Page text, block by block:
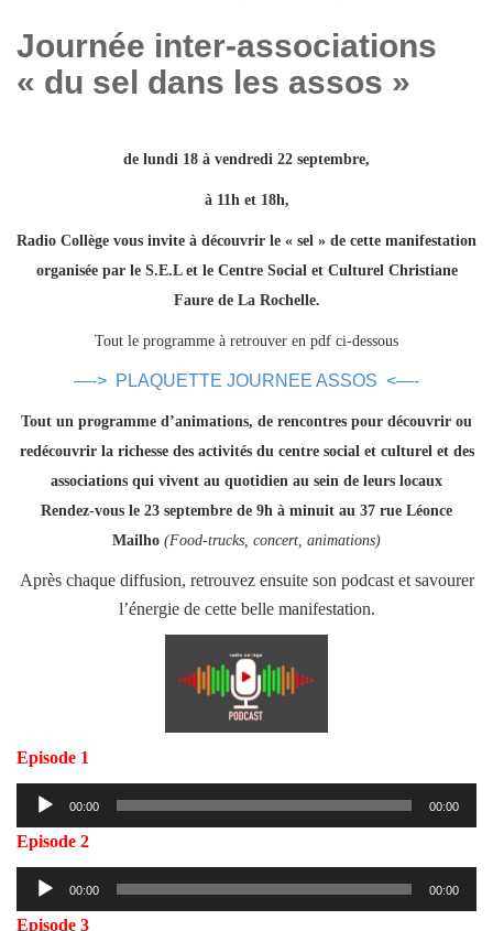
Journée inter-associations
« du sel dans les assos »
de lundi 18 à vendredi 22 septembre,
à 11h et 18h,
Radio Collège vous invite à découvrir le « sel » de cette manifestation
organisée par le S.E.L et le Centre Social et Culturel Christiane
Faure de La Rochelle.
Tout le programme à retrouver en pdf ci-dessous
—-> PLAQUETTE JOURNEE ASSOS <—-
Tout un programme d’animations, de rencontres pour découvrir ou
redécouvrir la richesse des activités du centre social et culturel et des
associations qui vivent au quotidien au sein de leurs locaux
Rendez-vous le 23 septembre de 9h à minuit au 37 rue Léonce
Mailho (Food-trucks, concert, animations)
Après chaque diffusion, retrouvez ensuite son podcast et savourer
l’énergie de cette belle manifestation.
Episode 1
Lecteur
audio
00:00 00:00
Episode 2
Lecteur
audio
00:00 00:00
Episode 3